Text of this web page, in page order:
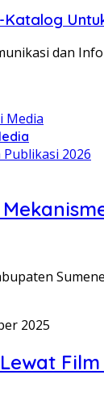
dan
2025